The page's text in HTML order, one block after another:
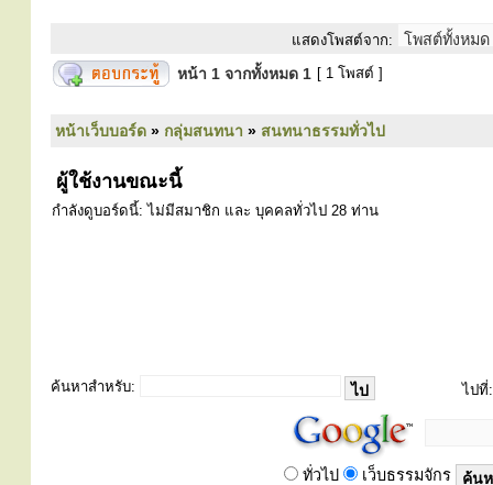
แสดงโพสต์จาก:
หน้า 1 จากทั้งหมด 1 [ 1 โพสต์ ]
หน้าเว็บบอร์ด » กลุ่มสนทนา » สนทนาธรรมทั่วไป
ผู้ใช้งานขณะนี้
กำลังดูบอร์ดนี้: ไม่มีสมาชิก และ บุคคลทั่วไป 28 ท่าน
ค้นหาสำหรับ: ไปที่:
ทั่วไป เว็บธรรมจักร